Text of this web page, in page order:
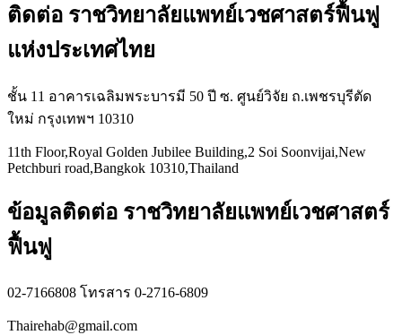
ติดต่อ ราชวิทยาลัยแพทย์เวชศาสตร์ฟื้นฟู
แห่งประเทศไทย
ชั้น 11 อาคารเฉลิมพระบารมี 50 ปี ซ. ศูนย์วิจัย ถ.เพชรบุรีตัด
ใหม่ กรุงเทพฯ 10310
11th Floor,Royal Golden Jubilee Building,2 Soi Soonvijai,New
Petchburi road,Bangkok 10310,Thailand
ข้อมูลติดต่อ ราชวิทยาลัยแพทย์เวชศาสตร์
ฟื้นฟู
02-7166808 โทรสาร 0-2716-6809
Thairehab@gmail.com